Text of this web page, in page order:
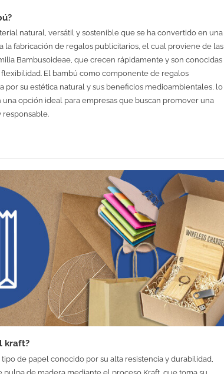
natural, versátil y sostenible que se ha convertido en una
la fabricación de regalos publicitarios, el cual proviene de las
Bambusoideae, que crecen rápidamente y son conocidas
flexibilidad. El bambú como componente de regalos
por su estética natural y sus beneficios medioambientales, lo
opción ideal para empresas que buscan promover una
responsable.
kraft?
tipo de papel conocido por su alta resistencia y durabilidad,